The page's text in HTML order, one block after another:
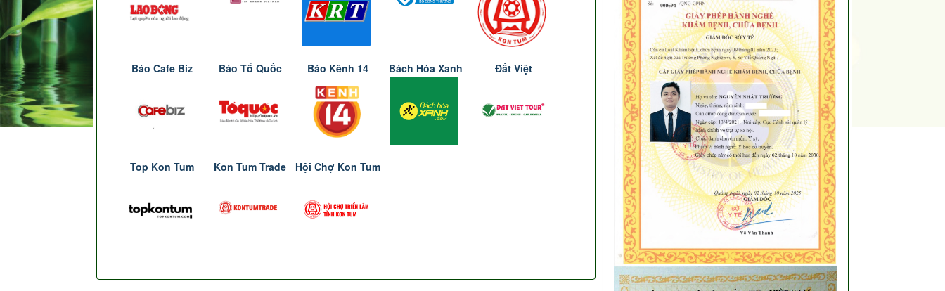
Báo Cafe Biz Báo Tổ Quốc Báo Kênh 14 Bách Hóa Xanh Đất Việt
Top Kon Tum Kon Tum Trade Hội Chợ Kon Tum